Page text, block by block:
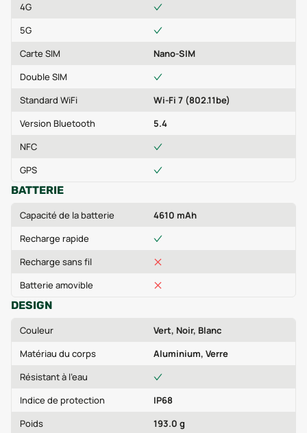
4G
5G
Carte SIM
Nano-SIM
Double SIM
Standard WiFi
Wi-Fi 7 (802.11be)
Version Bluetooth
5.4
NFC
GPS
BATTERIE
Capacité de la batterie
4610 mAh
Recharge rapide
Recharge sans fil
Batterie amovible
DESIGN
Couleur
Vert, Noir, Blanc
Matériau du corps
Aluminium, Verre
Résistant à l'eau
Indice de protection
IP68
Poids
193.0 g